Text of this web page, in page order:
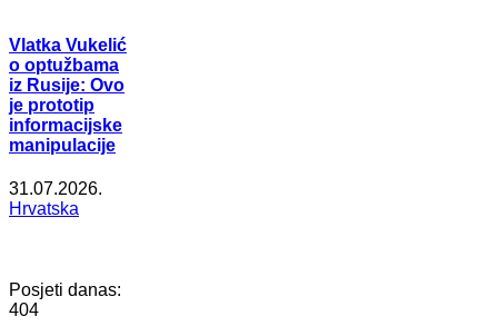
Vlatka Vukelić
o optužbama
iz Rusije: Ovo
je prototip
informacijske
manipulacije
31.07.2026.
Hrvatska
Posjeti danas:
404